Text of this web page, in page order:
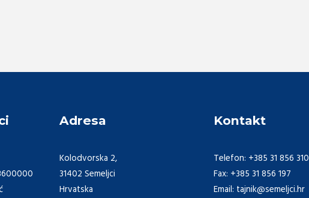
Adresa
Kolodvorska 2,
31402 Semeljci
Hrvatska
Kontakt
Telefon: +385 31 856 310
Fax: +385 31 856 197
Email: tajnik@semeljci.hr